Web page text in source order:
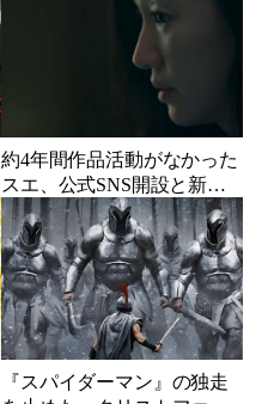
約4年間作品活動がなかった
スエ、公式SNS開設と新ビ
ジュアル公開で復帰説が急
浮上
『スパイダーマン』の独走